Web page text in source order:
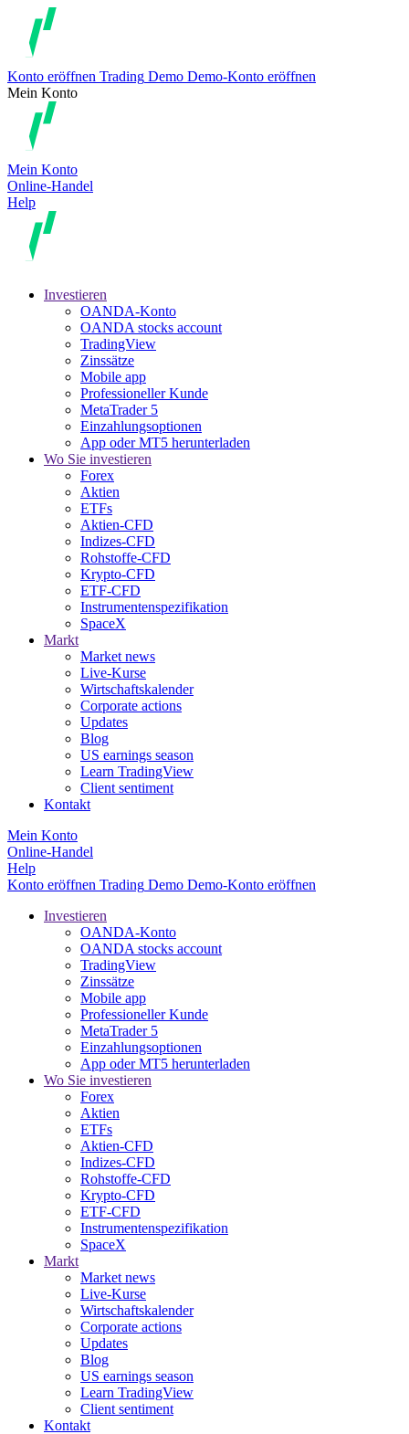
Konto eröffnen Trading Demo Demo-Konto eröffnen
Mein Konto
Mein Konto
Online-Handel
Help
Investieren
OANDA-Konto
OANDA stocks account
TradingView
Zinssätze
Mobile app
Professioneller Kunde
MetaTrader 5
Einzahlungsoptionen
App oder MT5 herunterladen
Wo Sie investieren
Forex
Aktien
ETFs
Aktien-CFD
Indizes-CFD
Rohstoffe-CFD
Krypto-CFD
ETF-CFD
Instrumentenspezifikation
SpaceX
Markt
Market news
Live-Kurse
Wirtschaftskalender
Corporate actions
Updates
Blog
US earnings season
Learn TradingView
Client sentiment
Kontakt
Mein Konto
Online-Handel
Help
Konto eröffnen Trading Demo Demo-Konto eröffnen
Investieren
OANDA-Konto
OANDA stocks account
TradingView
Zinssätze
Mobile app
Professioneller Kunde
MetaTrader 5
Einzahlungsoptionen
App oder MT5 herunterladen
Wo Sie investieren
Forex
Aktien
ETFs
Aktien-CFD
Indizes-CFD
Rohstoffe-CFD
Krypto-CFD
ETF-CFD
Instrumentenspezifikation
SpaceX
Markt
Market news
Live-Kurse
Wirtschaftskalender
Corporate actions
Updates
Blog
US earnings season
Learn TradingView
Client sentiment
Kontakt